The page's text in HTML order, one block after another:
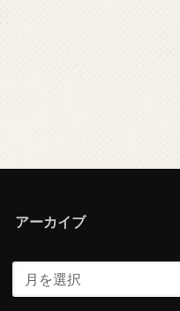
アーカイブ